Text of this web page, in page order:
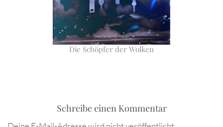
Die Schöpfer der Wolken
Schreibe einen Kommentar